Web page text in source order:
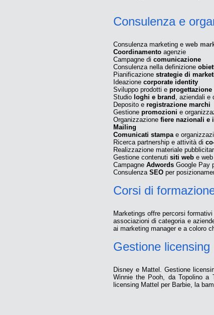
Consulenza e
Consulenza marketing e web
Coordinamentoagenzie
Campagne di comunicazione
Consulenza nella definizione
Pianificazione strategie di
Ideazione corporate identity
Sviluppo prodotti e progettazione
Studio loghi e brand , aziendali e
Deposito e registrazione marchi
Gestione promozioni e
Organizzazione fiere nazionali e
Mailing
Comunicati stampae
Ricerca partnership e attività di
Realizzazione materiale
Gestione contenuti siti webe web
Campagne AdwordsGoogle Pay
Consulenza SEOper
Corsi di
Marketings offre percorsi
associazioni di categoria e
ai marketing manager e a coloro
Gestione licensing
Disney e Mattel. Gestione
Winnie the Pooh, da Topolino
licensing Mattel per Barbie, la